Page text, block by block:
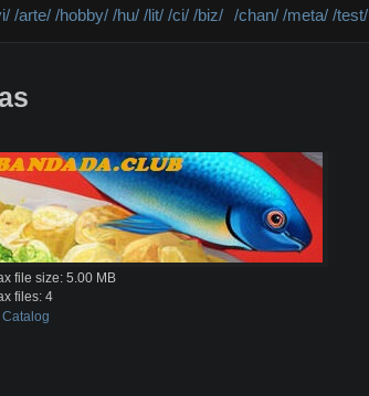
/arte/ /hobby/ /hu/ /lit/ /ci/ /biz/ /chan/ /meta/ /test/
file size: 5.00 MB
files: 4
Catalog